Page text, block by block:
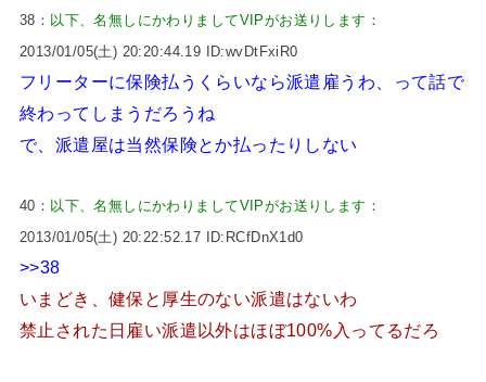
38： 以下、名無しにかわりましてVIPがお送りします ：
2013/01/05(土) 20:20:44.19 ID:wvDtFxiR0
フリーターに保険払うくらいなら派遣雇うわ、って話で
終わってしまうだろうね
で、派遣屋は当然保険とか払ったりしない
40： 以下、名無しにかわりましてVIPがお送りします ：
2013/01/05(土) 20:22:52.17 ID:RCfDnX1d0
>>38
いまどき、健保と厚生のない派遣はないわ
禁止された日雇い派遣以外はほぼ100%入ってるだろ